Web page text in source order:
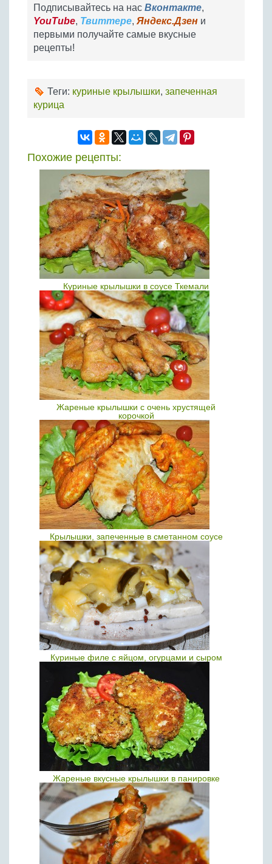
Подписывайтесь на нас Вконтакте,
YouTube, Твиттере, Яндекс.Дзен и
первыми получайте самые вкусные
рецепты!
Теги: куриные крылышки, запеченная
курица
Похожие рецепты:
Куриные крылышки в соусе Ткемали
Жареные крылышки с очень хрустящей
корочкой
Крылышки, запеченные в сметанном соусе
Куриные филе с яйцом, огурцами и сыром
Жареные вкусные крылышки в панировке